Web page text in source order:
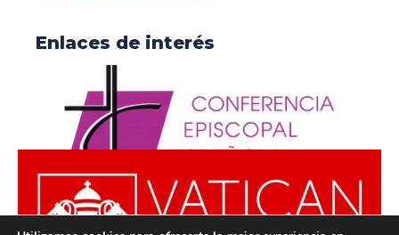
Enlaces de interés